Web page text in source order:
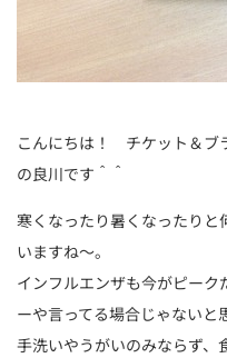
こんにちは！ チケット＆ブ
の良川です＾＾
寒くなったり暑くなったりと
いますね～。
インフルエンザも今がピーク
ーや言ってる場合じゃないと
手洗いやうがいのみならず、